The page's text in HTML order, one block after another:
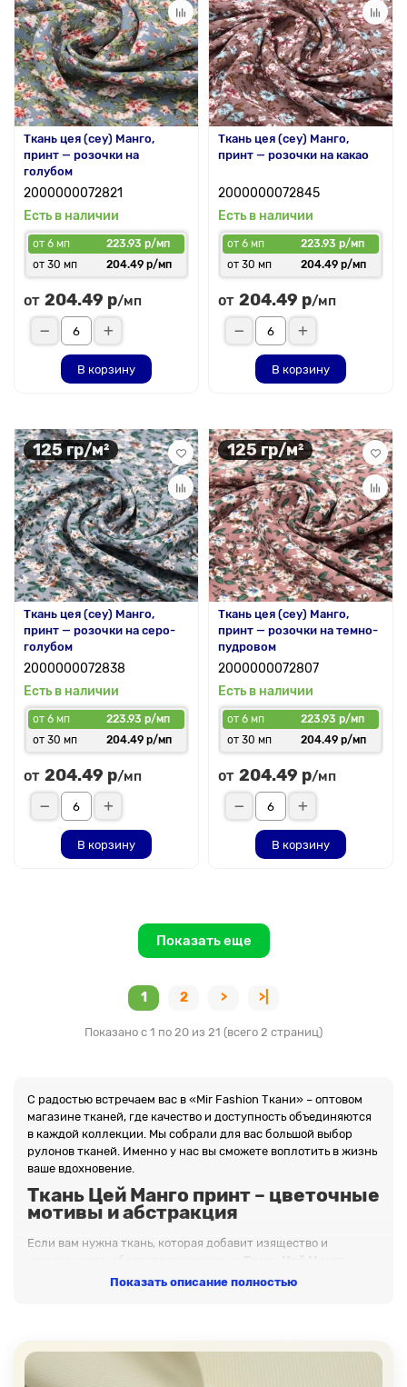
Ткань цея (cey) Манго,
принт — розочки на
голубом
2000000072821
Есть в наличии
от 6 мп
223.93 р/мп
от 30 мп
204.49 р/мп
от 204.49 р/мп
В корзину
Ткань цея (cey) Манго,
принт — розочки на какао
2000000072845
Есть в наличии
от 6 мп
223.93 р/мп
от 30 мп
204.49 р/мп
от 204.49 р/мп
В корзину
125 гр/м²
Ткань цея (cey) Манго,
принт — розочки на серо-
голубом
2000000072838
Есть в наличии
от 6 мп
223.93 р/мп
от 30 мп
204.49 р/мп
от 204.49 р/мп
В корзину
125 гр/м²
Ткань цея (cey) Манго,
принт — розочки на темно-
пудровом
2000000072807
Есть в наличии
от 6 мп
223.93 р/мп
от 30 мп
204.49 р/мп
от 204.49 р/мп
В корзину
Показать еще
1 2 > >|
Показано с 1 по 20 из 21 (всего 2 страниц)
С радостью встречаем вас в «Mir Fashion Ткани» – оптовом
магазине тканей, где качество и доступность объединяются
в каждой коллекции. Мы собрали для вас большой выбор
рулонов тканей. Именно у нас вы сможете воплотить в жизнь
ваше вдохновение.
Ткань Цей Манго принт – цветочные
мотивы и абстракция
Если вам нужна ткань, которая добавит изящество и
. Этот материал станет отличной основой для пошива
Почему нас выбирают?
Показать описание полностью